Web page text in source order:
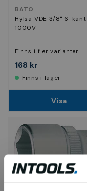
BATO
Hylsa VDE 3/8" 6-kant
1000V
Finns i fler varianter
168 kr
Finns i lager
Visa